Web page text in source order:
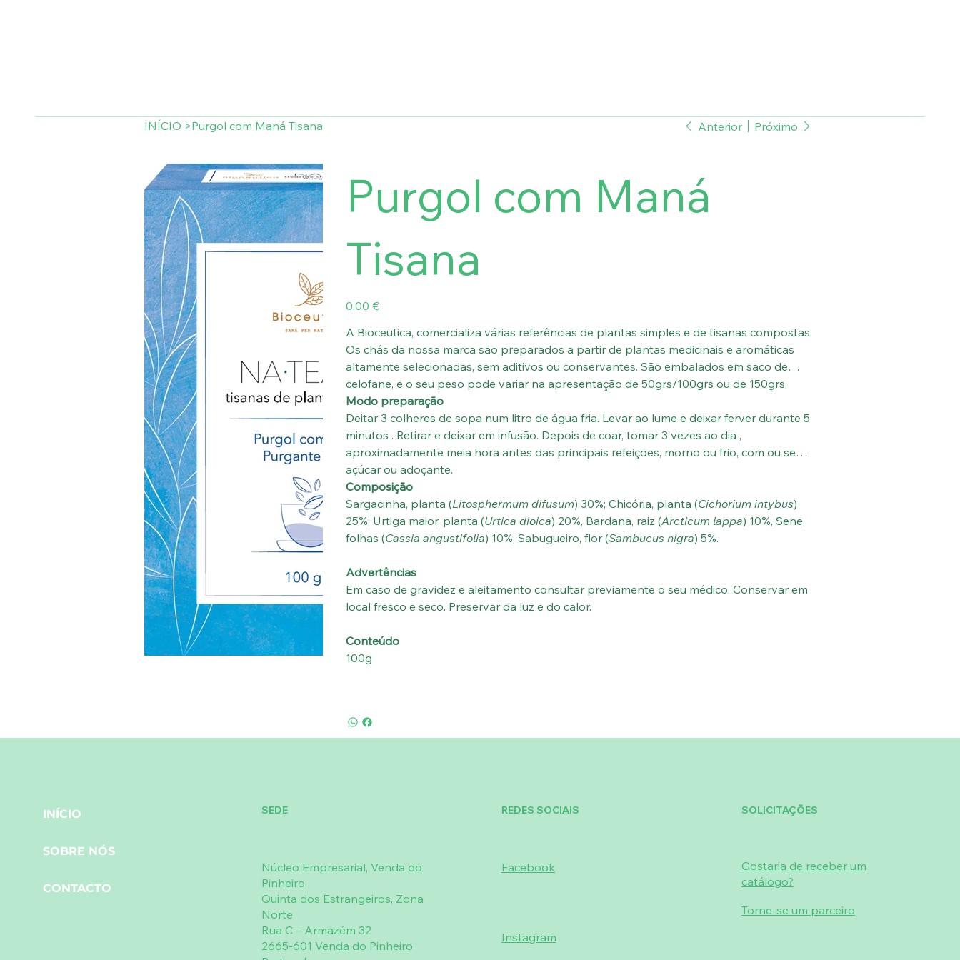
INÍCIO >Purgol com Maná Tisana Anterior Próximo
Purgol com Maná
Tisana
Preço
0,00 €
A Bioceutica, comercializa várias referências de plantas simples e de tisanas compostas.
Os chás da nossa marca são preparados a partir de plantas medicinais e aromáticas
altamente selecionadas, sem aditivos ou conservantes. São embalados em saco de
celofane, e o seu peso pode variar na apresentação de 50grs/100grs ou de 150grs.
Modo preparação
Deitar 3 colheres de sopa num litro de água fria. Levar ao lume e deixar ferver durante 5
minutos . Retirar e deixar em infusão. Depois de coar, tomar 3 vezes ao dia ,
aproximadamente meia hora antes das principais refeições, morno ou frio, com ou sem
açúcar ou adoçante.
Composição
Sargacinha, planta (Litosphermum difusum) 30%; Chicória, planta (Cichorium intybus)
25%; Urtiga maior, planta (Urtica dioica) 20%, Bardana, raiz (Arcticum lappa) 10%, Sene,
folhas (Cassia angustifolia) 10%; Sabugueiro, flor (Sambucus nigra) 5%.
Advertências
Em caso de gravidez e aleitamento consultar previamente o seu médico. Conservar em
local fresco e seco. Preservar da luz e do calor.
Conteúdo
100g
INÍCIO
SOBRE NÓS
CONTACTO
Núcleo Empresarial, Venda do
Pinheiro
Quinta dos Estrangeiros, Zona
Norte
Rua C – Armazém 32
2665-601 Venda do Pinheiro
SEDE REDES SOCIAIS
Facebook
Instagram
SOLICITAÇÕES
Gostaria de receber um
catálogo?
Torne-se um parceiro